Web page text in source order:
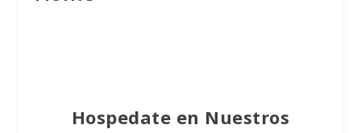
Hospedate en Nuestros